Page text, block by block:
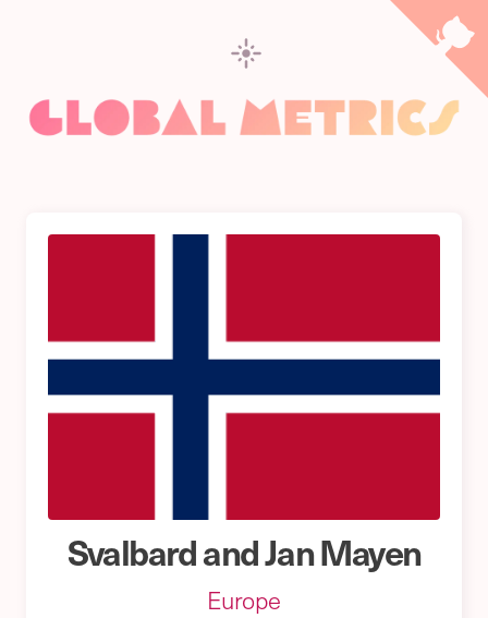
Svalbard and Jan Mayen
Europe